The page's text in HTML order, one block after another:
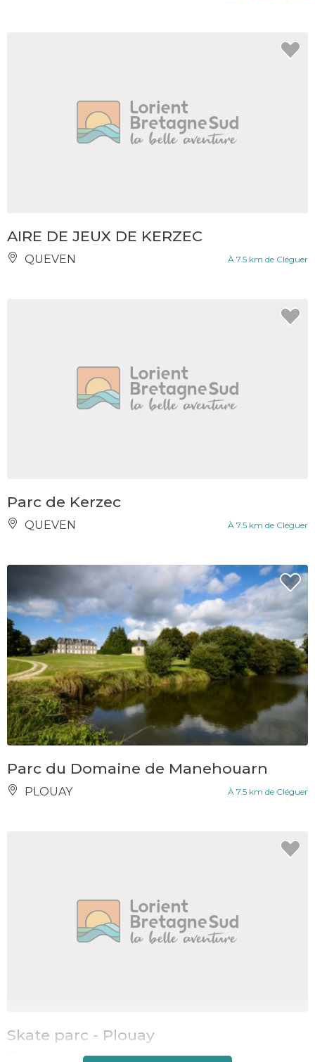
AIRE DE JEUX DE KERZEC
QUEVEN À 7.5 km de Cléguer
Parc de Kerzec
QUEVEN À 7.5 km de Cléguer
Parc du Domaine de Manehouarn
PLOUAY À 7.5 km de Cléguer
Skate parc - Plouay